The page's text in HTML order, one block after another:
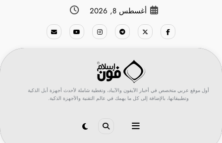
أغسطس 8, 2026
أول موقع عربي متخصص في أخبار الآيفون والآيباد، وتغطية شاملة لأحدث أجهزة أبل الذكية
وتطبيقاتها، بالإضافة إلى كل ما يهمك في عالم التقنية والأجهزة الذكية.